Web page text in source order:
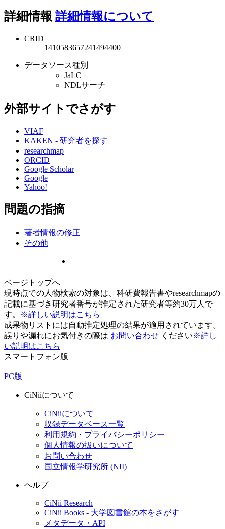
詳細情報 詳細情報について
CRID
1410583657241494400
データソース種別
JaLC
NDLサーチ
外部サイトでさがす
VIAF
KAKEN - 研究者を探す
researchmap
ORCID
Google Scholar
Google
Yahoo!
問題の指摘
著者情報の修正
その他
ページトップへ
現時点での人物検索の対象は、科研費報告書やresearchmapの
記載に基づき研究者番号が推定された研究者等約30万人で
す。
※詳しい説明はこちら
成果物リストには自動推定処理の結果が適用されています。
誤りや漏れにお気付きの際は お問い合わせ ください※詳し
い説明はこちら
スマートフォン版
|
PC版
CiNiiについて
CiNiiについて
収録データベース一覧
利用規約・プライバシーポリシー
個人情報の扱いについて
お問い合わせ
国立情報学研究所 (NII)
ヘルプ
CiNii Research
CiNii Books - 大学図書館の本をさがす
メタデータ・API